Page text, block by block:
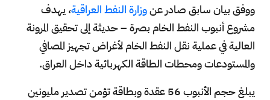
ووفق بيان سابق صادر عنوزارة النفط العراقية، يهدف
مشروع أنبوب النفط الخام بصرة – حديثة إلى تحقيق المرونة
العالية في عملية نقل النفط الخام لأغراض تجهيز المصافي
والمستودعات ومحطات الطاقة الكهربائية داخل العراق.
يبلغ حجم الأنبوب 56 عقدة وبطاقة تؤمن تصدير مليونين